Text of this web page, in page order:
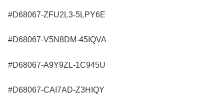
#D68067-ZFU2L3-5LPY6E
#D68067-V5N8DM-45IQVA
#D68067-A9Y9ZL-1C945U
#D68067-CAI7AD-Z3HIQY